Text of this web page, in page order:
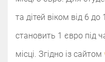
та дітей віком від 6 до
становить 1 євро під
місці. Згідно із сайтом